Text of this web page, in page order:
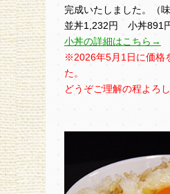
完成いたしました。（味
並丼1,232円 小丼891
小丼の詳細はこちら→
※2026年5月1日に価格
た。
どうぞご理解の程よろ